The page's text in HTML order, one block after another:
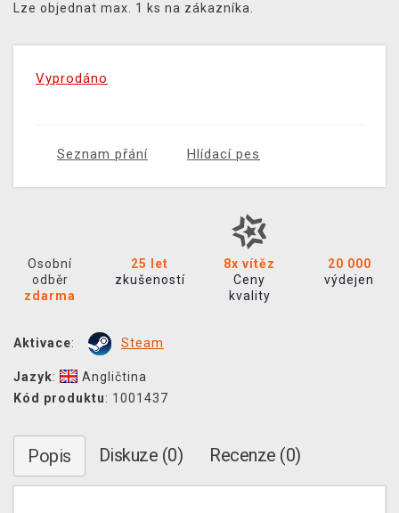
Lze objednat max. 1 ks na zákazníka.
Vyprodáno
Seznam přání Hlídací pes
Osobní
odběr
zdarma
25 let
zkušeností
8x vítěz
Ceny
kvality
20 000
výdejen
Aktivace: Steam
Jazyk:
Angličtina
Kód produktu: 1001437
Popis Diskuze (0) Recenze (0)